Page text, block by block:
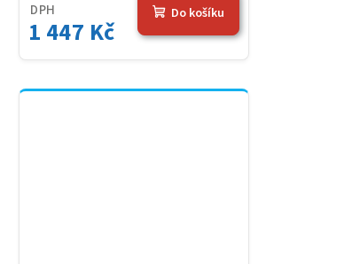
DPH
1 447 Kč
Do košíku